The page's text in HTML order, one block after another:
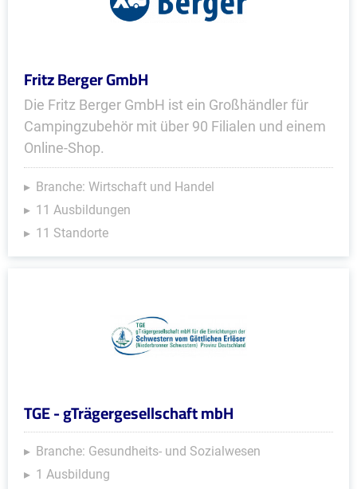
Fritz Berger GmbH
Die Fritz Berger GmbH ist ein Großhändler für
Campingzubehör mit über 90 Filialen und einem
Online-Shop.
Branche: Wirtschaft und Handel
11 Ausbildungen
11 Standorte
TGE - gTrägergesellschaft mbH
Branche: Gesundheits- und Sozialwesen
1 Ausbildung